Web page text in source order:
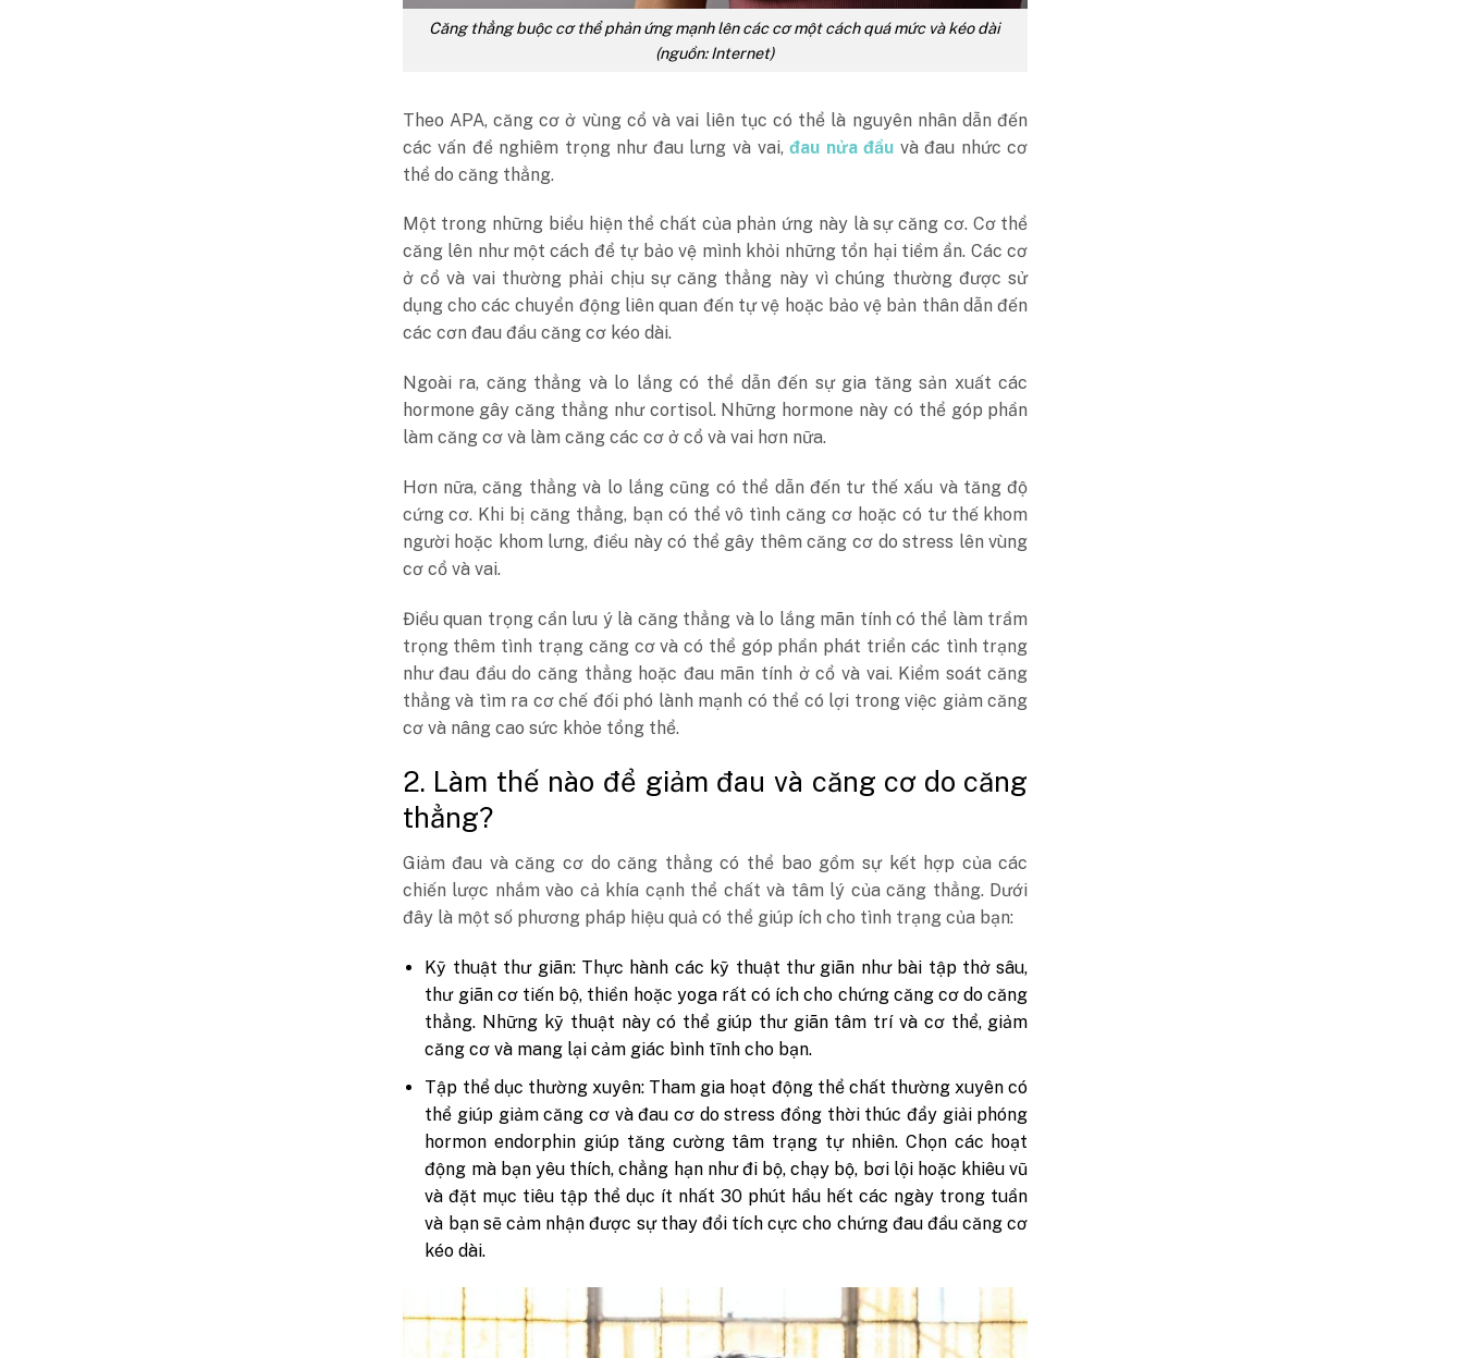
Căng thẳng buộc cơ thể phản ứng mạnh lên các cơ một cách quá mức và kéo dài
(nguồn: Internet)
Theo APA, căng cơ ở vùng cổ và vai liên tục có thể là nguyên nhân dẫn đến
các vấn đề nghiêm trọng như đau lưng và vai,đau nửa đầu và đau nhức cơ
thể do căng thẳng.
Một trong những biểu hiện thể chất của phản ứng này là sự căng cơ. Cơ thể
căng lên như một cách để tự bảo vệ mình khỏi những tổn hại tiềm ẩn. Các cơ
ở cổ và vai thường phải chịu sự căng thẳng này vì chúng thường được sử
dụng cho các chuyển động liên quan đến tự vệ hoặc bảo vệ bản thân dẫn đến
các cơn đau đầu căng cơ kéo dài.
Ngoài ra, căng thẳng và lo lắng có thể dẫn đến sự gia tăng sản xuất các
hormone gây căng thẳng như cortisol. Những hormone này có thể góp phần
làm căng cơ và làm căng các cơ ở cổ và vai hơn nữa.
Hơn nữa, căng thẳng và lo lắng cũng có thể dẫn đến tư thế xấu và tăng độ
cứng cơ. Khi bị căng thẳng, bạn có thể vô tình căng cơ hoặc có tư thế khom
người hoặc khom lưng, điều này có thể gây thêm căng cơ do stress lên vùng
cơ cổ và vai.
Điều quan trọng cần lưu ý là căng thẳng và lo lắng mãn tính có thể làm trầm
trọng thêm tình trạng căng cơ và có thể góp phần phát triển các tình trạng
như đau đầu do căng thẳng hoặc đau mãn tính ở cổ và vai. Kiểm soát căng
thẳng và tìm ra cơ chế đối phó lành mạnh có thể có lợi trong việc giảm căng
cơ và nâng cao sức khỏe tổng thể.
2. Làm thế nào để giảm đau và căng cơ do căng
thẳng?
Giảm đau và căng cơ do căng thẳng có thể bao gồm sự kết hợp của các
chiến lược nhắm vào cả khía cạnh thể chất và tâm lý của căng thẳng. Dưới
đây là một số phương pháp hiệu quả có thể giúp ích cho tình trạng của bạn:
Kỹ thuật thư giãn: Thực hành các kỹ thuật thư giãn như bài tập thở sâu,
thư giãn cơ tiến bộ, thiền hoặc yoga rất có ích cho chứng căng cơ do căng
thẳng. Những kỹ thuật này có thể giúp thư giãn tâm trí và cơ thể, giảm
căng cơ và mang lại cảm giác bình tĩnh cho bạn.
Tập thể dục thường xuyên: Tham gia hoạt động thể chất thường xuyên có
thể giúp giảm căng cơ và đau cơ do stress đồng thời thúc đẩy giải phóng
hormon endorphin giúp tăng cường tâm trạng tự nhiên. Chọn các hoạt
động mà bạn yêu thích, chẳng hạn như đi bộ, chạy bộ, bơi lội hoặc khiêu vũ
và đặt mục tiêu tập thể dục ít nhất 30 phút hầu hết các ngày trong tuần
và bạn sẽ cảm nhận được sự thay đổi tích cực cho chứng đau đầu căng cơ
kéo dài.